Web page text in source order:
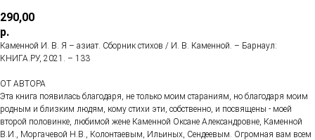
290,00
р.
Каменной И. В. Я – азиат. Сборник стихов / И. В. Каменной. – Барнаул:
КНИГА.РУ, 2021. – 133
ОТ АВТОРА
Эта книга появилась благодаря, не только моим стараниям, но благодаря моим
родным и близким людям, кому стихи эти, собственно, и посвящены - моей
второй половинке, любимой жене Каменной Оксане Александровне, Каменной
В.И., Моргачевой Н.В., Колонтаевым, Ильиных, Сендеевым. Огромная вам всем